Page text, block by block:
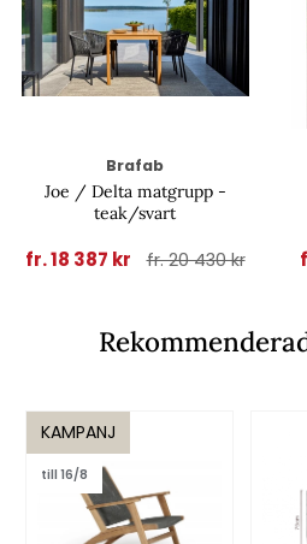
Brafab
Joe / Delta matgrupp -
teak/svart
fr. 18 387 kr fr. 20 430 kr
KAMPANJ
till 16/8